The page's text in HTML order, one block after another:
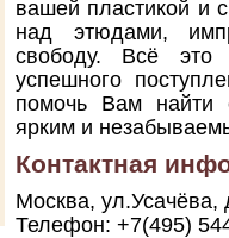
вашей пластикой и
над этюдами,
свободу. Всё
успешного
помочь Вам найти
ярким и
Контактная
Москва, ул.Усачёва,
Телефон: +7(495)